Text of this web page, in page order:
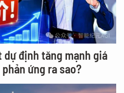
dự định tăng mạnh giá
ứng ra sao?